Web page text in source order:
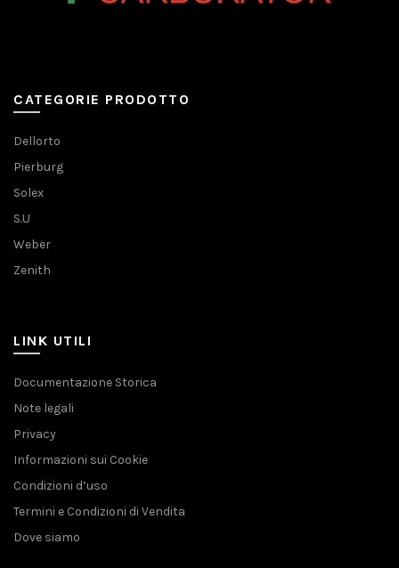
CATEGORIE PRODOTTO
Dellorto
Pierburg
Solex
S.U
Weber
Zenith
LINK UTILI
Documentazione Storica
Note legali
Privacy
Informazioni sui Cookie
Condizioni d’uso
Termini e Condizioni di Vendita
Dove siamo